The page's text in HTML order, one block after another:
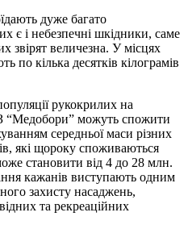
дуже багато
є і небезпечні шкідники, саме
звірят величезна. У місцях
по кілька десятків кілограмів
рукокрилих на
“Медобори” можуть спожити
середньої маси різних
які щороку споживаються
становити від 4 до 28 млн.
кажанів виступають одним
захисту насаджень,
та рекреаційних